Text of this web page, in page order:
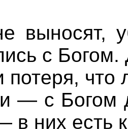
выносят,
с
потеря,
— с Богом
в них есть